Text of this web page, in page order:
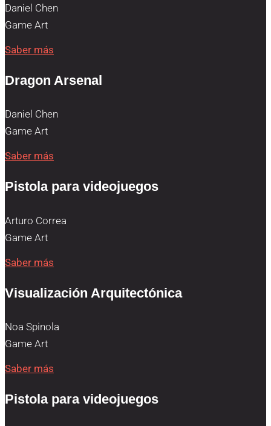
Daniel Chen
Game Art
Saber más
Dragon Arsenal
Daniel Chen
Game Art
Saber más
Pistola para videojuegos
Arturo Correa
Game Art
Saber más
Visualización Arquitectónica
Noa Spinola
Game Art
Saber más
Pistola para videojuegos